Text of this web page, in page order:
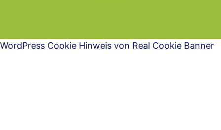
WordPress Cookie Hinweis von Real Cookie Banner